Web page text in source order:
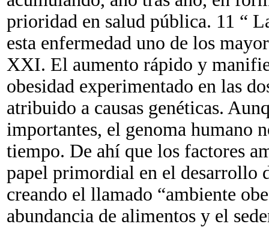
prioridad en salud pública. 11 “
esta enfermedad uno de los
XXI. El aumento rápido y
obesidad experimentado en las
atribuido a causas genéticas.
importantes, el genoma humano
tiempo. De ahí que los factores
papel primordial en el desarrollo
creando el llamado “ambiente
abundancia de alimentos y el